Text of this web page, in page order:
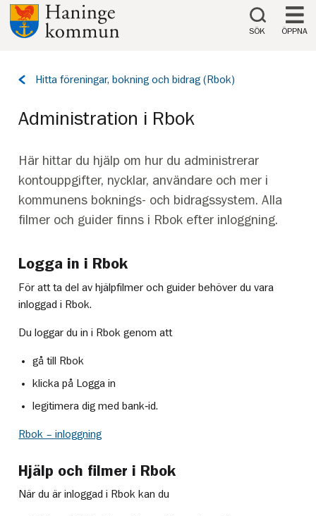
Till innehåll på sidan
SÖK ÖPPNA
Tillbaka
Hitta föreningar, bokning och bidrag (Rbok)
Administration i Rbok
Här hittar du hjälp om hur du administrerar
kontouppgifter, nycklar, användare och mer i
kommunens boknings- och bidragssystem. Alla
filmer och guider finns i Rbok efter inloggning.
Logga in i Rbok
För att ta del av hjälpfilmer och guider behöver du vara
inloggad i Rbok.
Du loggar du in i Rbok genom att
gå till Rbok
klicka på Logga in
legitimera dig med bank‑id.
Rbok – inloggning
Hjälp och filmer i Rbok
När du är inloggad i Rbok kan du